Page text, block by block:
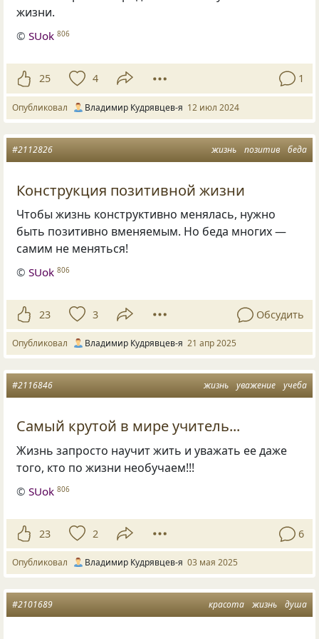
жизни.
©SUok 806
25 4 1
Опубликовал Владимир Кудрявцев-я 12 июл 2024
жизнь позитив беда
#2112826
Конструкция позитивной жизни
Чтобы жизнь конструктивно менялась, нужно
быть позитивно вменяемым. Но беда многих —
самим не меняться!
©SUok 806
23 3 Обсудить
Опубликовал Владимир Кудрявцев-я 21 апр 2025
жизнь уважение учеба
#2116846
Самый крутой в мире учитель...
Жизнь запросто научит жить и уважать ее даже
того, кто по жизни необучаем!!!
©SUok 806
23 2 6
Опубликовал Владимир Кудрявцев-я 03 мая 2025
красота жизнь душа
#2101689